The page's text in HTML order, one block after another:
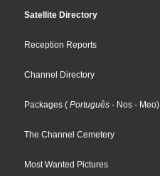
Satellite Directory
Reception Reports
Channel Directory
Packages ( Português - Nos - Meo)
The Channel Cemetery
Most Wanted Pictures